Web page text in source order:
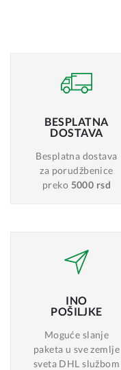
BESPLATNA
DOSTAVA
Besplatna dostava
za porudžbenice
preko 5000 rsd
INO
POŠILJKE
Moguće slanje
paketa u sve zemlje
sveta DHL službom